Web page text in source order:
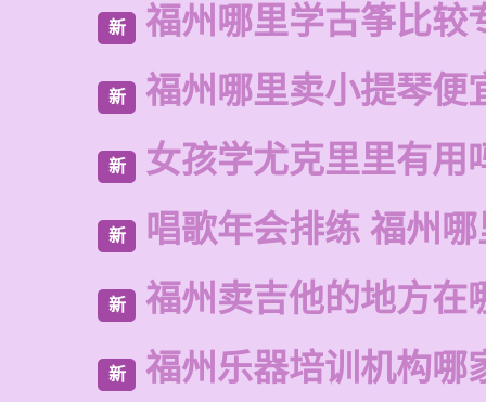
新 福州哪里学古筝比较
新 福州哪里卖小提琴便
新 女孩学尤克里里有用
新 唱歌年会排练 福州
新 福州卖吉他的地方在
新 福州乐器培训机构哪